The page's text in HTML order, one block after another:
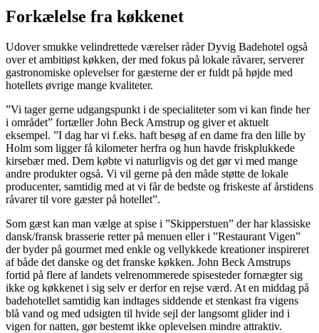
Forkælelse fra køkkenet
Udover smukke velindrettede værelser råder Dyvig Badehotel også
over et ambitiøst køkken, der med fokus på lokale råvarer, serverer
gastronomiske oplevelser for gæsterne der er fuldt på højde med
hotellets øvrige mange kvaliteter.
”Vi tager gerne udgangspunkt i de specialiteter som vi kan finde her
i området” fortæller John Beck Amstrup og giver et aktuelt
eksempel. ”I dag har vi f.eks. haft besøg af en dame fra den lille by
Holm som ligger få kilometer herfra og hun havde friskplukkede
kirsebær med. Dem købte vi naturligvis og det gør vi med mange
andre produkter også. Vi vil gerne på den måde støtte de lokale
producenter, samtidig med at vi får de bedste og friskeste af årstidens
råvarer til vore gæster på hotellet”.
Som gæst kan man vælge at spise i ”Skipperstuen” der har klassiske
dansk/fransk brasserie retter på menuen eller i ”Restaurant Vigen”
der byder på gourmet med enkle og vellykkede kreationer inspireret
af både det danske og det franske køkken. John Beck Amstrups
fortid på flere af landets velrenommerede spisesteder fornægter sig
ikke og køkkenet i sig selv er derfor en rejse værd. At en middag på
badehotellet samtidig kan indtages siddende et stenkast fra vigens
blå vand og med udsigten til hvide sejl der langsomt glider ind i
vigen for natten, gør bestemt ikke oplevelsen mindre attraktiv.